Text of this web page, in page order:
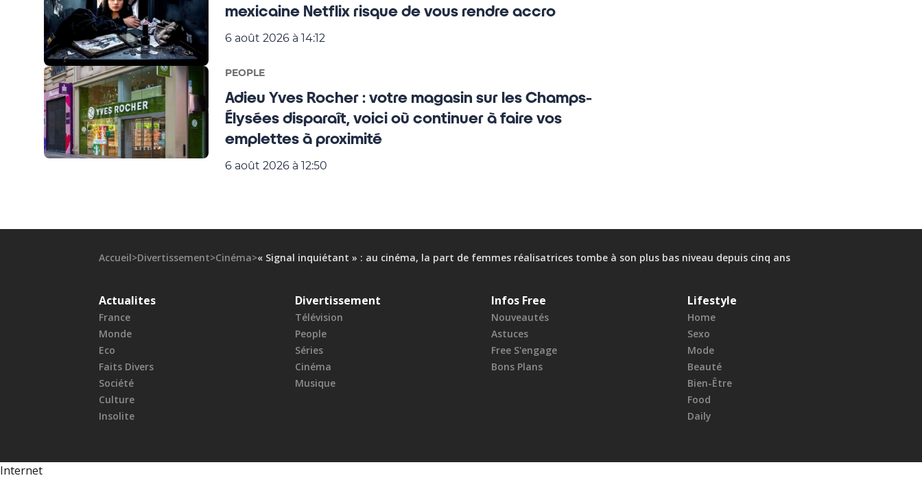
mexicaine Netflix risque de vous rendre accro
6 août 2026 à 14:12
PEOPLE
Adieu Yves Rocher : votre magasin sur les Champs-
Élysées disparaît, voici où continuer à faire vos
emplettes à proximité
6 août 2026 à 12:50
Accueil>Divertissement>Cinéma>« Signal inquiétant » : au cinéma, la part de femmes réalisatrices tombe à son plus bas niveau depuis cinq ans
Actualites
France
Monde
Eco
Faits Divers
Société
Culture
Insolite
Divertissement
Télévision
People
Séries
Cinéma
Musique
Infos Free
Nouveautés
Astuces
Free S'engage
Bons Plans
Lifestyle
Home
Sexo
Mode
Beauté
Bien-Être
Food
Daily
Internet